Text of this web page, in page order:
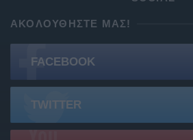
ΑΚΟΛΟΥΘΉΣΤΕ ΜΑΣ!
FACEBOOK
TWITTER